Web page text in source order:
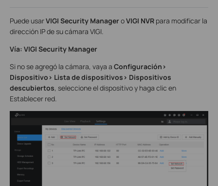
Puede usarVIGI Security ManageroVIGI NVR para modificar la
dirección IP de su cámara VIGI.
Vía: VIGI Security Manager
Si no se agregó la cámara, vaya a Configuración>
Dispositivo> Lista de dispositivos> Dispositivos
descubiertos, seleccione el dispositivo y haga clic en
Establecer red.